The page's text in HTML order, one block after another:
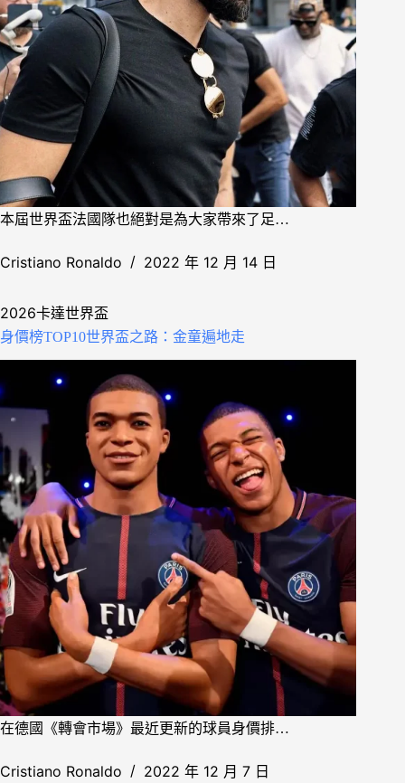
本屆世界盃法國隊也絕對是為大家帶來了足…
Cristiano Ronaldo 2022 年 12 月 14 日
2026卡達世界盃
身價榜TOP10世界盃之路：金童遍地走
在德國《轉會市場》最近更新的球員身價排…
Cristiano Ronaldo 2022 年 12 月 7 日